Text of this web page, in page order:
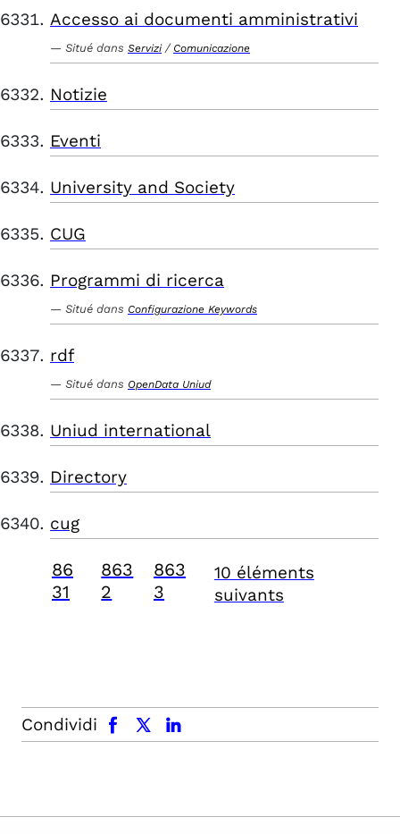
Accesso ai documenti amministrativi
Situé dans Servizi / Comunicazione
Notizie
Eventi
University and Society
CUG
Programmi di ricerca
Situé dans Configurazione Keywords
rdf
Situé dans OpenData Uniud
Uniud international
Directory
cug
86
31
863
2
863
3
10 éléments
suivants
Condividi
facebook x.com linkedin